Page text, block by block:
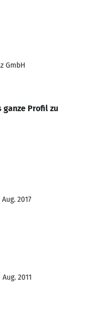
GmbH
ganze Profil zu
2017
2011